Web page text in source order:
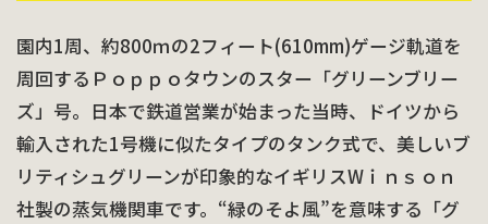
園内1周、約800ｍの2フィート(610mm)ゲージ軌道を
周回するＰｏｐｐｏタウンのスター「グリーンブリー
ズ」号。日本で鉄道営業が始まった当時、ドイツから
輸入された1号機に似たタイプのタンク式で、美しいブ
リティシュグリーンが印象的なイギリスWｉｎｓｏｎ
社製の蒸気機関車です。“緑のそよ風”を意味する「グ